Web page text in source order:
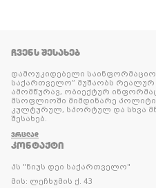
ᲩᲕᲔᲜᲡ ᲨᲔᲡᲐᲮᲔᲑ
დამოუკიდებელი საინფორმაციო
საქართველო” მუშაობს რეალურ
ამომწურავ, ობიექტურ
მსოფლიოში მიმდინარე
კულტურულ, სპორტულ და სხვა
შესახებ.
ᲕᲠᲪᲚᲐᲓ
ᲙᲝᲜᲢᲐᲥᲢᲘ
პს "ნიუს დეი საქართველო"
მის: ლეჩხუმის ქ. 43